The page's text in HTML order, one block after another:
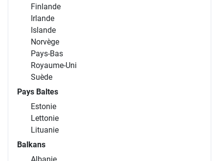
Finlande
Irlande
Islande
Norvège
Pays-Bas
Royaume-Uni
Suède
Pays Baltes
Estonie
Lettonie
Lituanie
Balkans
Albanie